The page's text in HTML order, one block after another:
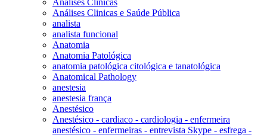
Análises Clinicas e Saúde Pública
analista
analista funcional
Anatomia
Anatomia Patológica
anatomia patológica citológica e tanatológica
Anatomical Pathology
anestesia
anestesia frança
Anestésico
Anestésico - cardiaco - cardiologia - enfermeira
anestésico - enfermeiras - entrevista Skype - esfrega -